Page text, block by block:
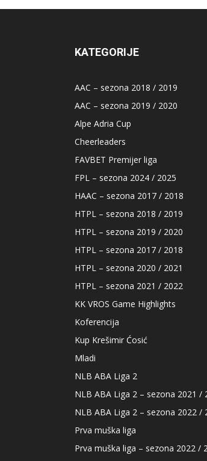
KATEGORIJE
AAC – sezona 2018 / 2019
AAC – sezona 2019 / 2020
Alpe Adria Cup
Cheerleaders
FAVBET Premijer liga
FPL – sezona 2024 / 2025
HAAC – sezona 2017 / 2018
HTPL – sezona 2018 / 2019
HTPL – sezona 2019 / 2020
HTPL – sezona 2017 / 2018
HTPL – sezona 2020 / 2021
HTPL – sezona 2021 / 2022
KK VROS Game Highlights
Koferencija
Kup Krešimir Ćosić
Mladi
NLB ABA Liga 2
NLB ABA Liga 2 – sezona 2021 /
NLB ABA Liga 2 – sezona 2022 /
Prva muška liga
Prva muška liga – sezona 2022 /